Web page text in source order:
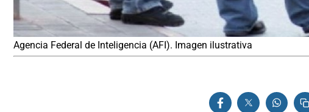
Agencia Federal de Inteligencia (AFI). Imagen ilustrativa